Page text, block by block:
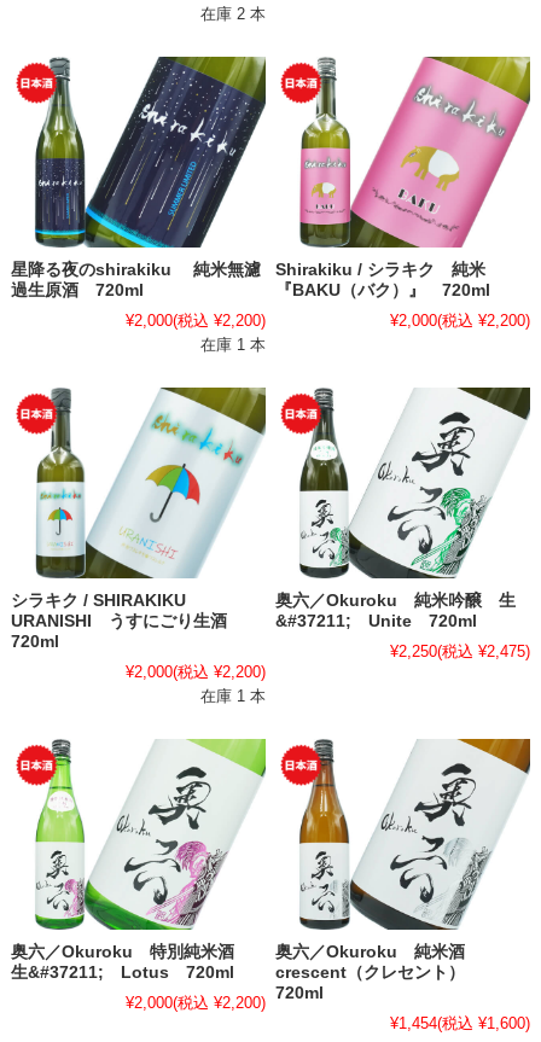
在庫 2 本
星降る夜のshirakiku 純米無濾
過生原酒 720ml
¥2,000(税込 ¥2,200)
在庫 1 本
Shirakiku / シラキク 純米
『BAKU（バク）』 720ml
¥2,000(税込 ¥2,200)
シラキク / SHIRAKIKU
URANISHI うすにごり生酒
720ml
¥2,000(税込 ¥2,200)
在庫 1 本
奥六／Okuroku 純米吟醸 生
&#37211; Unite 720ml
¥2,250(税込 ¥2,475)
奥六／Okuroku 特別純米酒
生&#37211; Lotus 720ml
¥2,000(税込 ¥2,200)
奥六／Okuroku 純米酒
crescent（クレセント）
720ml
¥1,454(税込 ¥1,600)